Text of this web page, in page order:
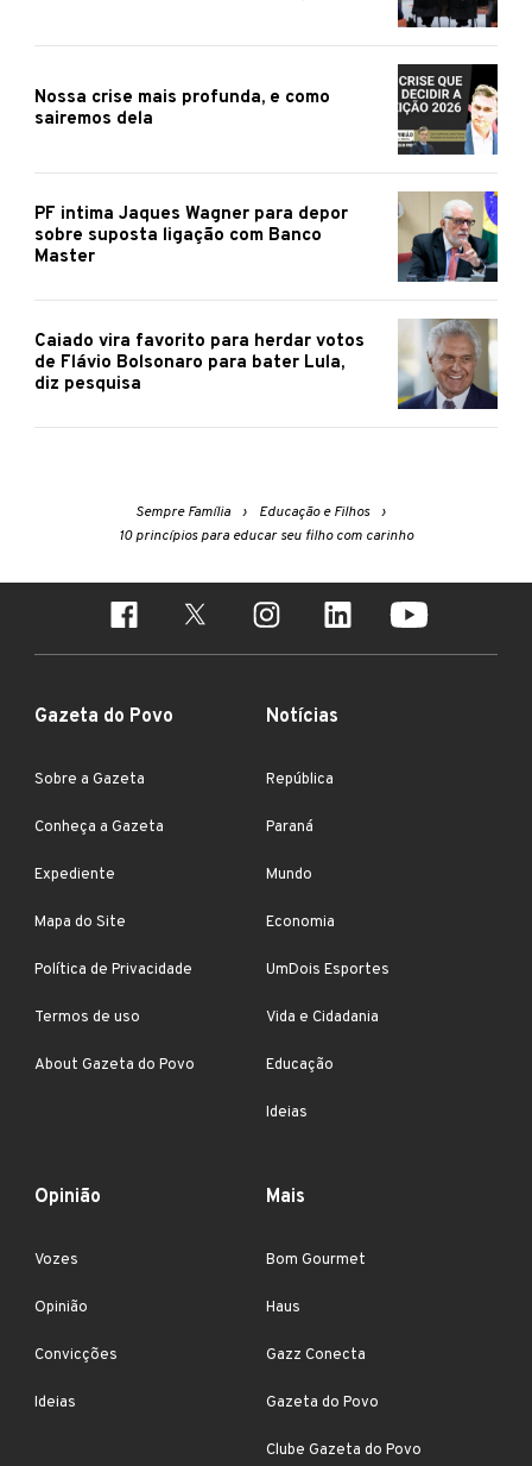
Nossa crise mais profunda, e como
sairemos dela
PF intima Jaques Wagner para depor
sobre suposta ligação com Banco
Master
Caiado vira favorito para herdar votos
de Flávio Bolsonaro para bater Lula,
diz pesquisa
Sempre Família
Educação e Filhos
10 princípios para educar seu filho com carinho
Gazeta do Povo
Sobre a Gazeta
Conheça a Gazeta
Expediente
Mapa do Site
Política de Privacidade
Termos de uso
About Gazeta do Povo
Notícias
República
Paraná
Mundo
Economia
UmDois Esportes
Vida e Cidadania
Educação
Ideias
Opinião
Vozes
Opinião
Convicções
Ideias
Mais
Bom Gourmet
Haus
Gazz Conecta
Gazeta do Povo
Clube Gazeta do Povo